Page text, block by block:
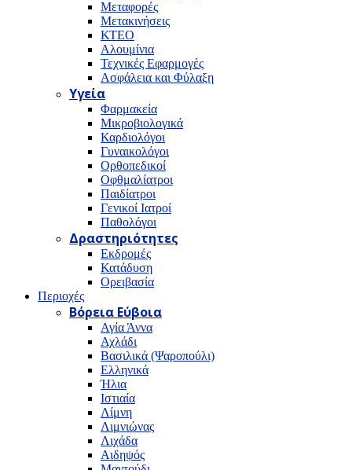
Μεταφορές
Μετακινήσεις
ΚΤΕΟ
Αλουμίνια
Τεχνικές Εφαρμογές
Ασφάλεια και Φύλαξη
Υγεία
Φαρμακεία
Μικροβιολογικά
Καρδιολόγοι
Γυναικολόγοι
Ορθοπεδικοί
Οφθμαλίατροι
Παιδίατροι
Γενικοί Ιατροί
Παθολόγοι
Δραστηριότητες
Εκδρομές
Κατάδυση
Ορειβασία
Περιοχές
Βόρεια Εύβοια
Αγία Άννα
Αχλάδι
Βασιλικά (Ψαροπούλι)
Ελληνικά
Ήλια
Ιστιαία
Λίμνη
Λιμνιώνας
Λιχάδα
Αιδηψός